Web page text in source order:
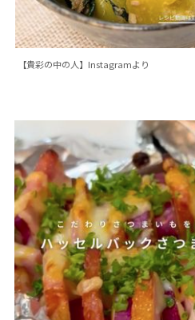
【貴彩の中の人】Instagramより